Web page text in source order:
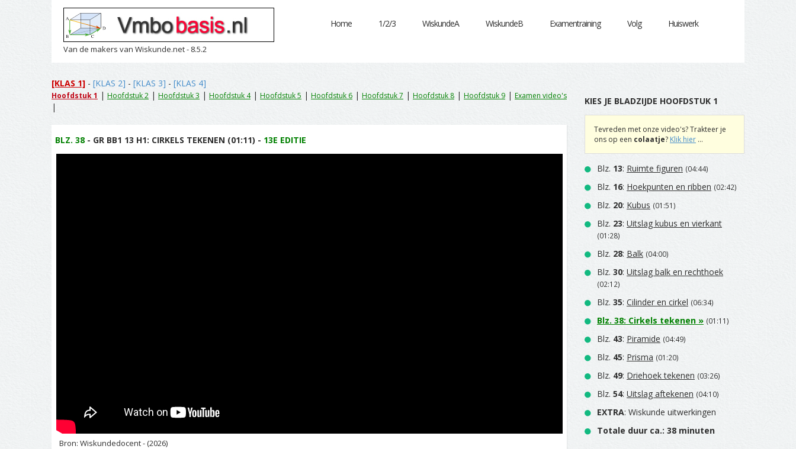
Van de makers van Wiskunde.net - 8.5.2
Home 1/2/3 WiskundeA WiskundeB Examentraining Volg Huiswerk
[KLAS 1] - [KLAS 2] - [KLAS 3] - [KLAS 4]
Hoofdstuk 1 | Hoofdstuk 2 | Hoofdstuk 3 | Hoofdstuk 4| Hoofdstuk 5 | Hoofdstuk 6 | Hoofdstuk 7 | Hoofdstuk 8 | Hoofdstuk 9 | Examen video's
|
BLZ. 38 - GR BB1 13 H1: CIRKELS TEKENEN (01:11) - 13E EDITIE
Bron: Wiskundedocent - (2026)
KIES JE BLADZIJDE HOOFDSTUK 1
Tevreden met onze video's? Trakteer je
ons op een colaatje? Klik hier ...
Blz. 13: Ruimte figuren (04:44)
Blz. 16: Hoekpunten en ribben (02:42)
Blz. 20: Kubus (01:51)
Blz. 23: Uitslag kubus en vierkant
(01:28)
Blz. 28: Balk (04:00)
Blz. 30: Uitslag balk en rechthoek
(02:12)
Blz. 35: Cilinder en cirkel (06:34)
Blz. 38: Cirkels tekenen » (01:11)
Blz. 43: Piramide (04:49)
Blz. 45: Prisma (01:20)
Blz. 49: Driehoek tekenen (03:26)
Blz. 54: Uitslag aftekenen (04:10)
EXTRA: Wiskunde uitwerkingen
Totale duur ca.: 38 minuten